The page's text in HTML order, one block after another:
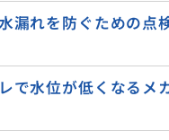
漏れを防ぐための点
で水位が低くなるメ